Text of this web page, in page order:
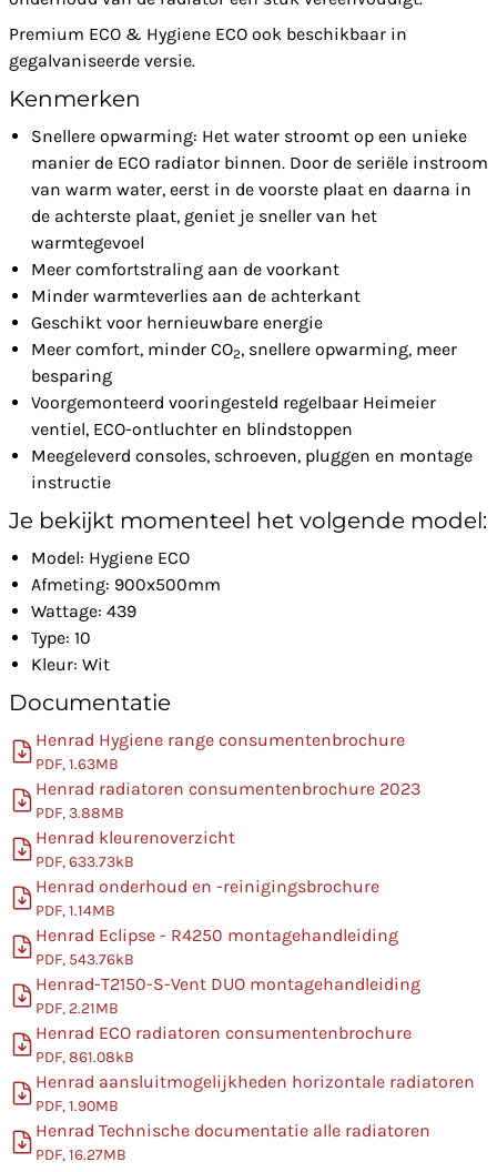
Premium ECO & Hygiene ECO ook beschikbaar in
gegalvaniseerde versie.
Kenmerken
Snellere opwarming: Het water stroomt op een unieke
manier de ECO radiator binnen. Door de seriële instroom
van warm water, eerst in de voorste plaat en daarna in
de achterste plaat, geniet je sneller van het
warmtegevoel
Meer comfortstraling aan de voorkant
Minder warmteverlies aan de achterkant
Geschikt voor hernieuwbare energie
Meer comfort, minder CO2, snellere opwarming, meer
besparing
Voorgemonteerd vooringesteld regelbaar Heimeier
ventiel, ECO-ontluchter en blindstoppen
Meegeleverd consoles, schroeven, pluggen en montage
instructie
Je bekijkt momenteel het volgende model:
Model: Hygiene ECO
Afmeting: 900x500mm
Wattage: 439
Type: 10
Kleur: Wit
Documentatie
Henrad Hygiene range consumentenbrochure
PDF, 1.63MB
Henrad radiatoren consumentenbrochure 2023
PDF, 3.88MB
Henrad kleurenoverzicht
PDF, 633.73kB
Henrad onderhoud en -reinigingsbrochure
PDF, 1.14MB
Henrad Eclipse - R4250 montagehandleiding
PDF, 543.76kB
Henrad-T2150-S-Vent DUO montagehandleiding
PDF, 2.21MB
Henrad ECO radiatoren consumentenbrochure
PDF, 861.08kB
Henrad aansluitmogelijkheden horizontale radiatoren
PDF, 1.90MB
Henrad Technische documentatie alle radiatoren
PDF, 16.27MB